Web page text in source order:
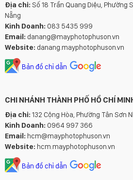
Địa chỉ: Số 18 Trần Quang Diệu, Phường
Nẵng
Kinh Doanh: 083 5435 999
Email: danang@mayphotophuson.vn
Website: danang.mayphotophuson.vn
Bản đồ chỉ dẫn
CHI NHÁNH THÀNH PHỐ HỒ CHÍ
Địa chỉ: 132 Cộng Hòa, Phường Tân Sơn
Kinh Doanh: 0964 997 366
Email: hcm@mayphotophuson.vn
Website: hcm.mayphotophuson.vn
Bản đồ chỉ dẫn